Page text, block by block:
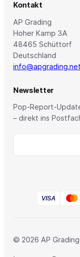
Kontakt
AP Grading
Hoher Kamp 3A
48465 Schüttorf
Deutschland
info@apgrading.net
Newsletter
Pop-Report-
– direkt ins
VISA
© 2026 AP